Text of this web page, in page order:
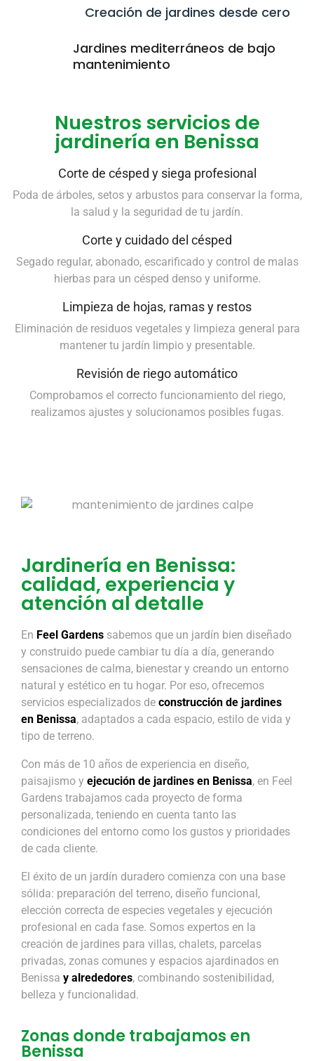
Creación de jardines desde cero
Jardines mediterráneos de bajo
mantenimiento
Nuestros servicios de
jardinería en Benissa
Corte de césped y siega profesional
Poda de árboles, setos y arbustos para conservar la forma,
la salud y la seguridad de tu jardín.
Corte y cuidado del césped
Segado regular, abonado, escarificado y control de malas
hierbas para un césped denso y uniforme.
Limpieza de hojas, ramas y restos
Eliminación de residuos vegetales y limpieza general para
mantener tu jardín limpio y presentable.
Revisión de riego automático
Comprobamos el correcto funcionamiento del riego,
realizamos ajustes y solucionamos posibles fugas.
Jardinería en Benissa:
calidad, experiencia y
atención al detalle
En Feel Gardens sabemos que un jardín bien diseñado
y construido puede cambiar tu día a día, generando
sensaciones de calma, bienestar y creando un entorno
natural y estético en tu hogar. Por eso, ofrecemos
servicios especializados de construcción de jardines
en Benissa, adaptados a cada espacio, estilo de vida y
tipo de terreno.
Con más de 10 años de experiencia en diseño,
paisajismo y ejecución de jardines en Benissa, en Feel
Gardens trabajamos cada proyecto de forma
personalizada, teniendo en cuenta tanto las
condiciones del entorno como los gustos y prioridades
de cada cliente.
El éxito de un jardín duradero comienza con una base
sólida: preparación del terreno, diseño funcional,
elección correcta de especies vegetales y ejecución
profesional en cada fase. Somos expertos en la
creación de jardines para villas, chalets, parcelas
privadas, zonas comunes y espacios ajardinados en
Benissa y alrededores, combinando sostenibilidad,
belleza y funcionalidad.
Zonas donde trabajamos en
Benissa